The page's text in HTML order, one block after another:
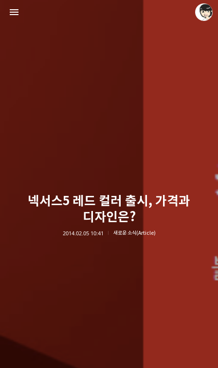
넥서스5 레드 컬러 출시, 가격과
디자인은?
2014.02.05 10:41 새로운 소식(Article)